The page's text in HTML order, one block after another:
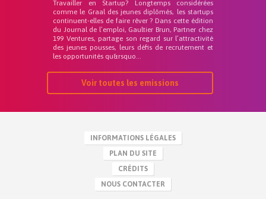
Travailler en Startup? Longtemps considérées
comme le Graal des jeunes diplômés, les startups
continuent-elles de faire rêver ? Dans cette édition
du Journal de l’emploi, Gaultier Brun, Partner chez
199 Ventures, partage son regard sur l’attractivité
des jeunes pousses, leurs défis de recrutement et
les opportunités qu&rsquo...
Voir toutes les emissions
INFORMATIONS LÉGALES
PLAN DU SITE
CRÉDITS
NOUS CONTACTER